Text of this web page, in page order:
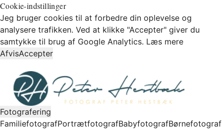
Cookie-indstillinger
Jeg bruger cookies til at forbedre din oplevelse og
analysere trafikken. Ved at klikke "Accepter" giver du
samtykke til brug af Google Analytics. Læs mere
AfvisAccepter
Fotografering
FamiliefotografPortrætfotografBabyfotografBørnefotograf